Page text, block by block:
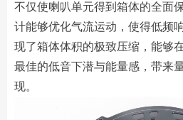
不仅使喇叭单元得到箱体的全面
计能够优化气流运动，使得低频
现了箱体体积的极致压缩，能够
最佳的低音下潜与能量感，带来
现。